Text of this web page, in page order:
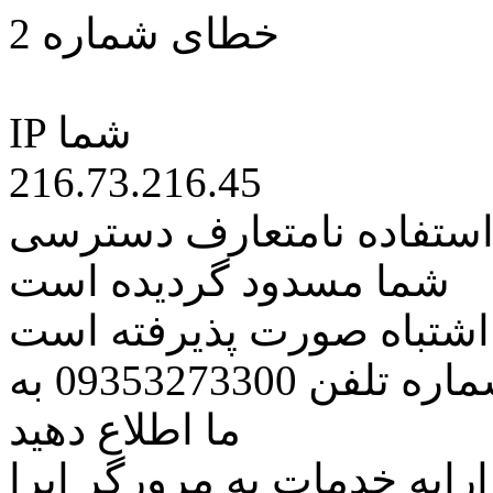
خطای شماره 2
IP شما
216.73.216.45
نامتعارف دسترسی
شما مسدود گردیده است
اشتباه صورت پذیرفته است
مراتب این مسئله را از طریق شماره تلفن 09353273300 به
ما اطلاع دهید
خدمات به مرورگر اپرا